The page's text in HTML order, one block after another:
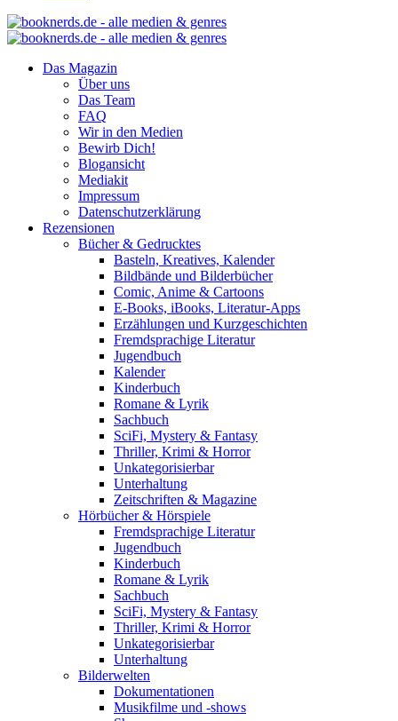
Das Magazin
Über uns
Das Team
FAQ
Wir in den Medien
Bewirb Dich!
Blogansicht
Mediakit
Impressum
Datenschutzerklärung
Rezensionen
Bücher & Gedrucktes
Basteln, Kreatives, Kalender
Bildbände und Bilderbücher
Comic, Anime & Cartoons
E-Books, iBooks, Literatur-Apps
Erzählungen und Kurzgeschichten
Fremdsprachige Literatur
Jugendbuch
Kalender
Kinderbuch
Romane & Lyrik
Sachbuch
SciFi, Mystery & Fantasy
Thriller, Krimi & Horror
Unkategorisierbar
Unterhaltung
Zeitschriften & Magazine
Hörbücher & Hörspiele
Fremdsprachige Literatur
Jugendbuch
Kinderbuch
Romane & Lyrik
Sachbuch
SciFi, Mystery & Fantasy
Thriller, Krimi & Horror
Unkategorisierbar
Unterhaltung
Bilderwelten
Dokumentationen
Musikfilme und -shows